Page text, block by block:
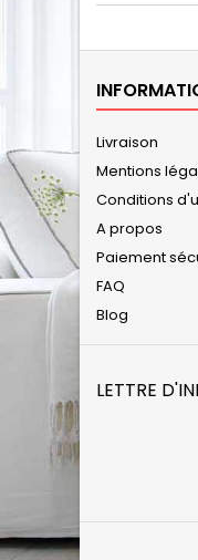
Livraison
Mentions
Conditions
A propos
Paiement
FAQ
Blog
LETTRE